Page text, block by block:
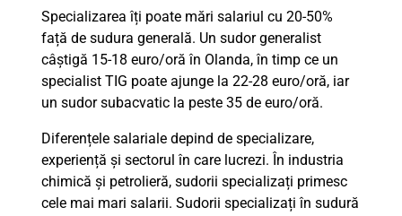
Specializarea îți poate mări salariul cu 20-50%
față de sudura generală. Un sudor generalist
câștigă 15-18 euro/oră în Olanda, în timp ce un
specialist TIG poate ajunge la 22-28 euro/oră, iar
un sudor subacvatic la peste 35 de euro/oră.
Diferențele salariale depind de specializare,
experiență și sectorul în care lucrezi. În industria
chimică și petrolieră, sudorii specializați primesc
cele mai mari salarii. Sudorii specializați în sudură